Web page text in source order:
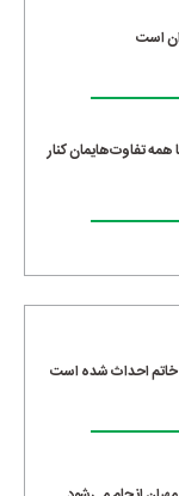
است
همه تفاوت‌هایمان کنار